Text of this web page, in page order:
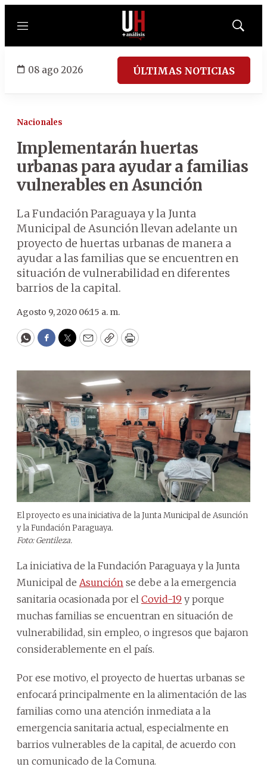
Menú
Mostrar
08 ago 2026 ÚLTIMAS NOTICIAS
Nacionales
Implementarán huertas
urbanas para ayudar a familias
vulnerables en Asunción
La Fundación Paraguaya y la Junta
Municipal de Asunción llevan adelante un
proyecto de huertas urbanas de manera a
ayudar a las familias que se encuentren en
situación de vulnerabilidad en diferentes
barrios de la capital.
Agosto 9, 2020 06:15 a. m.
WhatsApp
Facebook
Twitter
EmailCopyPrint
El proyecto es una iniciativa de la Junta Municipal de Asunción
y la Fundación Paraguaya.
Foto: Gentileza.
La iniciativa de la Fundación Paraguaya y la Junta
Municipal de Asunción se debe a la emergencia
sanitaria ocasionada por el Covid-19 y porque
muchas familias se encuentran en situación de
vulnerabilidad, sin empleo, o ingresos que bajaron
considerablemente en el país.
Por ese motivo, el proyecto de huertas urbanas se
enfocará principalmente en la alimentación de las
familias como una atención inmediata a la
emergencia sanitaria actual, especialmente en
barrios vulnerables de la capital, de acuerdo con
un comunicado de la Comuna.